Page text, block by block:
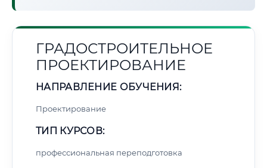
ГРАДОСТРОИТЕЛЬНОЕ
ПРОЕКТИРОВАНИЕ
НАПРАВЛЕНИЕ ОБУЧЕНИЯ:
Проектирование
ТИП КУРСОВ:
профессиональная переподготовка